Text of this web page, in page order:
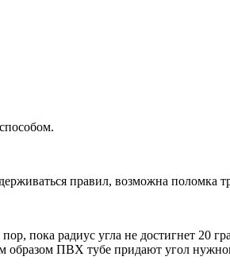
правил, возможна поломка
пока радиус угла не достигнет 20
образом ПВХ тубе придают угол